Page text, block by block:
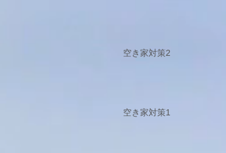
空き家対策2
空き家対策1